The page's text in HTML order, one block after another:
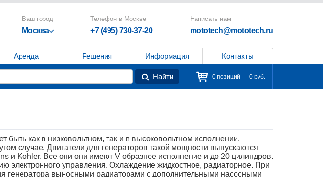
Ваш город
Москва
Телефон в Москве
+7 (495) 730-37-20
Написать нам
mototech@mototech.ru
Аренда Решения Информация Контакты
Найти 0 позиций — 0 руб.
быть как в низковольтном, так и в высоковольтном исполнении.
случае. Двигатели для генераторов такой мощности выпускаются
и Kohler. Все они они имеют V-образное исполнение и до 20 цилиндров.
электронного управления. Охлаждение жидкостное, радиаторное. При
генератора выносными радиаторами с дополнительными насосными